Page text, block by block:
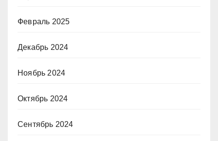
Февраль 2025
Декабрь 2024
Ноябрь 2024
Октябрь 2024
Сентябрь 2024